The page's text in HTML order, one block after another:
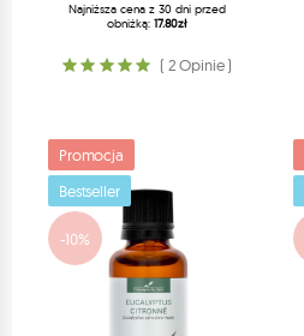
Najniższa cena z 30 dni przed
obniżką: 17.80zł
( 2 Opinie )
Promocja
Bestseller
-10%